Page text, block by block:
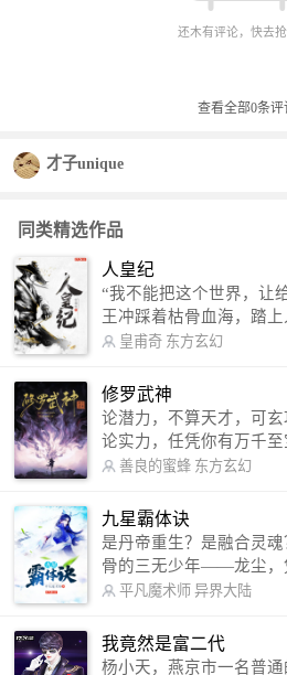
还木有评论，快去
查看全部0条评
才子unique
同类精选作品
人皇纪
“我不能把这个世界，让给我
王冲踩着枯骨血海，踏
倒，扶大厦之将倾，成就了
微博：皇甫奇（地址：
87） QQ交流群：320238210【普通群】 574501330
【VIP订阅群】 欢
皇甫奇 东方玄幻
修罗武神
论潜力，不算天才，可玄
论实力，任凭你有万千
军。 我是谁？天下众生视我为修罗，却不知，我以
信公众号：善良的蜜蜂后
善良的蜜蜂 东方玄幻
九星霸体诀
是丹帝重生？是融合灵
骨的三无少年——龙尘，
术，修行神秘功法九星
勾搭各色美女，镇压恶鬼邪神。 江
尘一到，地吼天啸。龙尘
平凡魔术师 异界大陆
我竟然是富二代
杨小天，燕京市一名普